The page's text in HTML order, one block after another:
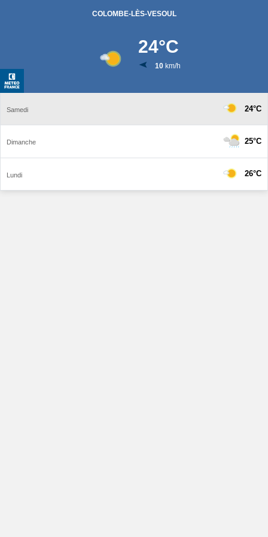
COLOMBE-LÈS-VESOUL
24°C
10km/h
Samedi 24°C
Dimanche 25°C
Lundi 26°C